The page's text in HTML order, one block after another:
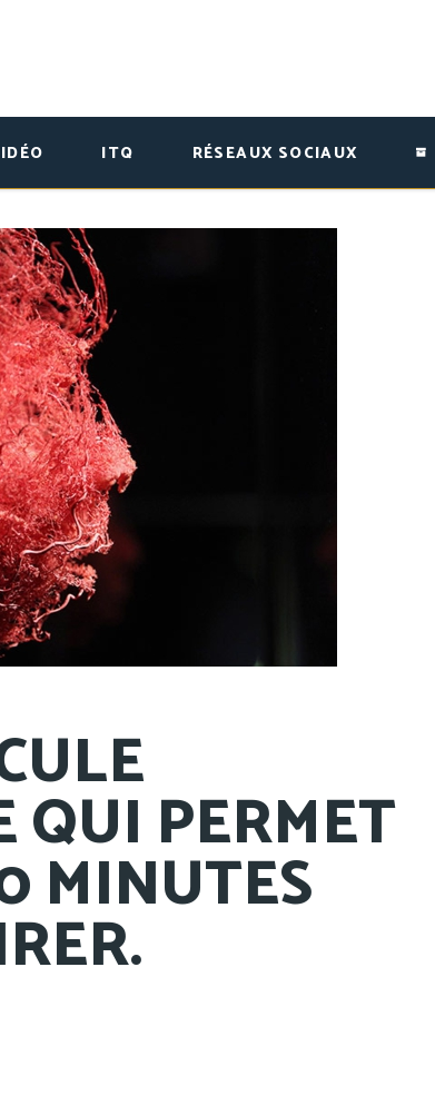
ITQ RÉSEAUX SOCIAUX
QUI PERMET
MINUTES